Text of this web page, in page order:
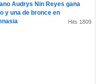
Audrys Nin Reyes gana
y una de bronce en
Hits 1809